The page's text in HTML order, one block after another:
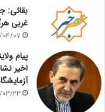
بقائی:
غربی
04/07
پیام
اخیر
03/23